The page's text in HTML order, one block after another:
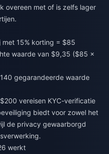
overeen met of is zelfs lager
15% korting = $85
waarde van $9,35 ($85 ×
gegarandeerde waarde
vereisen KYC-verificatie
biedt voor zowel het
de privacy gewaarborgd
werkt